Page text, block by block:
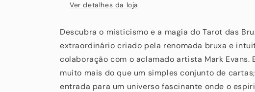
Ver detalhes da loja
Descubra o misticismo e a magia do Tarot das
extraordinário criado pela renomada bruxa e
colaboração com o aclamado artista Mark Evans.
muito mais do que um simples conjunto de
entrada para um universo fascinante onde o